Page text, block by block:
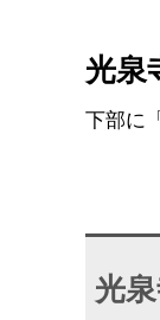
光泉
下部に
光